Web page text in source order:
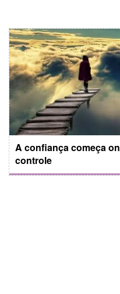
A confiança começa
controle